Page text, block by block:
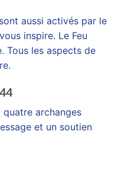
aussi activés par le
inspire. Le Feu
Tous les aspects de
archanges
et un soutien